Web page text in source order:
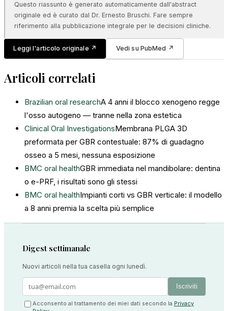
Questo riassunto è generato automaticamente dall'abstract
originale ed è curato dal Dr. Ernesto Bruschi. Fare sempre
riferimento alla pubblicazione integrale per le decisioni cliniche.
Leggi l'articolo originale ↗ Vedi su PubMed ↗
Articoli correlati
Brazilian oral researchA 4 anni il blocco xenogeno regge
l'osso autogeno — tranne nella zona estetica
Clinical Oral InvestigationsMembrana PLGA 3D
preformata per GBR contestuale: 87% di guadagno
osseo a 5 mesi, nessuna esposizione
BMC oral healthGBR immediata nel mandibolare: dentina
o e-PRF, i risultati sono gli stessi
BMC oral healthImpianti corti vs GBR verticale: il modello
a 8 anni premia la scelta più semplice
Digest settimanale
Nuovi articoli nella tua casella ogni lunedì.
Iscriviti
Acconsento al trattamento dei miei dati secondo la Privacy